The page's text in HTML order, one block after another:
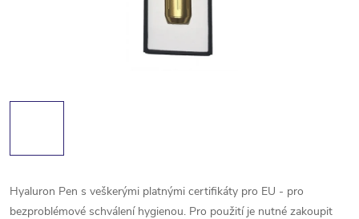
Hyaluron Pen s veškerými platnými certifikáty pro EU - pro
bezproblémové schválení hygienou. Pro použití je nutné zakoupit